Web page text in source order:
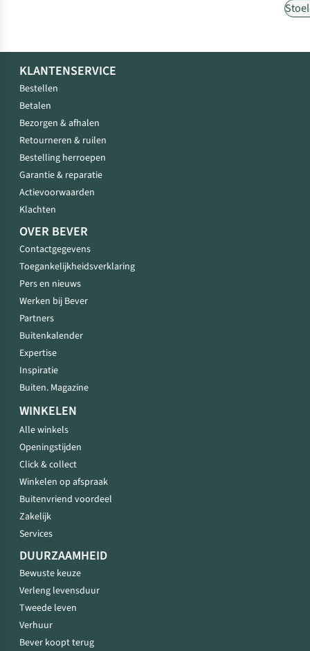
KLANTENSERVICE
Bestellen
Betalen
Bezorgen & afhalen
Retourneren & ruilen
Bestelling herroepen
Garantie & reparatie
Actievoorwaarden
Klachten
OVER BEVER
Contactgegevens
Toegankelijkheidsverklaring
Pers en nieuws
Werken bij Bever
Partners
Buitenkalender
Expertise
Inspiratie
Buiten. Magazine
WINKELEN
Alle winkels
Openingstijden
Click & collect
Winkelen op afspraak
Buitenvriend voordeel
Zakelijk
Services
DUURZAAMHEID
Bewuste keuze
Verleng levensduur
Tweede leven
Verhuur
Bever koopt terug